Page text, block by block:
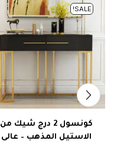
SALE!
كونسول 2 درج شيك من
الاستيل المذهب – عالى